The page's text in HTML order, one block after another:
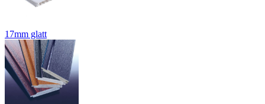
17mm glatt